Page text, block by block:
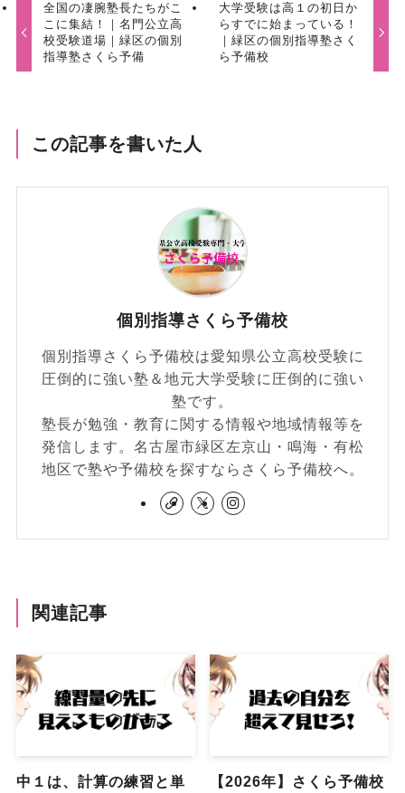
全国の凄腕塾長たちがこ
こに集結！｜名門公立高
校受験道場｜緑区の個別
指導塾さくら予備
大学受験は高１の初日か
らすでに始まっている！
｜緑区の個別指導塾さく
ら予備校
この記事を書いた人
個別指導さくら予備校
個別指導さくら予備校は愛知県公立高校受験に
圧倒的に強い塾＆地元大学受験に圧倒的に強い
塾です。
塾長が勉強・教育に関する情報や地域情報等を
発信します。名古屋市緑区左京山・鳴海・有松
地区で塾や予備校を探すならさくら予備校へ。
関連記事
中１は、計算の練習と単
【2026年】さくら予備校